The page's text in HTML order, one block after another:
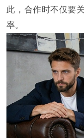
此，合作时不仅要
率。